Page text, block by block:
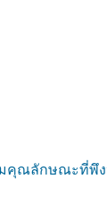
คุณลักษณะที่